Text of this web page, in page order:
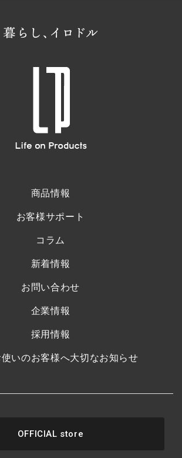
商品情報
お客様サポート
コラム
新着情報
お問い合わせ
企業情報
採用情報
いのお客様へ大切なお知らせ
OFFICIAL store